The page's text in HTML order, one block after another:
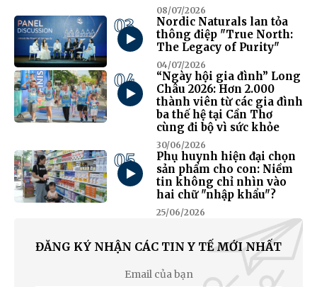
08/07/2026
03
Nordic Naturals lan tỏa
thông điệp "True North:
The Legacy of Purity"
04/07/2026
04
“Ngày hội gia đình” Long
Châu 2026: Hơn 2.000
thành viên từ các gia đình
ba thế hệ tại Cần Thơ
cùng đi bộ vì sức khỏe
30/06/2026
05
Phụ huynh hiện đại chọn
sản phẩm cho con: Niềm
tin không chỉ nhìn vào
hai chữ "nhập khẩu"?
25/06/2026
ĐĂNG KÝ NHẬN CÁC TIN Y TẾ MỚI NHẤT